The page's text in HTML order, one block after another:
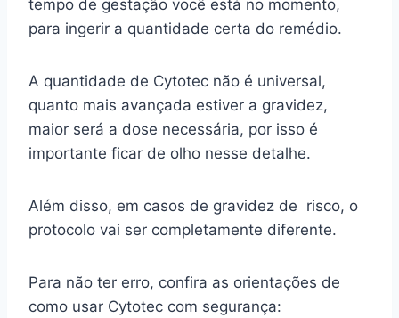
tempo de gestação você está no momento,
para ingerir a quantidade certa do remédio.
A quantidade de Cytotec não é universal,
quanto mais avançada estiver a gravidez,
maior será a dose necessária, por isso é
importante ficar de olho nesse detalhe.
Além disso, em casos de gravidez de risco, o
protocolo vai ser completamente diferente.
Para não ter erro, confira as orientações de
como usar Cytotec com segurança: